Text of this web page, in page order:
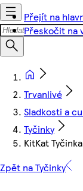
Přejít na
Přeskočit na
Trvanlivé
Sladkosti a
Tyčinky
KitKat
Zpět na Tyčinky